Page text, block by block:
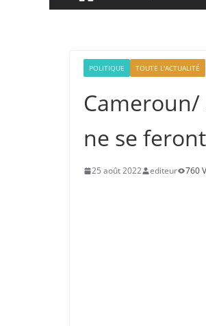
POLITIQUE TOUTE L'ACTUALITÉ
ne se
25 août 2022 editeur 760